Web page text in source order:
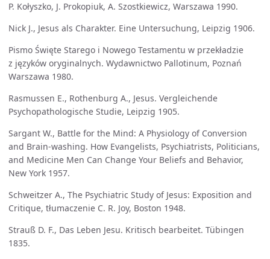
P. Kołyszko, J. Prokopiuk, A. Szostkiewicz, Warszawa 1990.
Nick J., Jesus als Charakter. Eine Untersuchung, Leipzig 1906.
Pismo Święte Starego i Nowego Testamentu w przekładzie
z języków oryginalnych. Wydawnictwo Pallotinum, Poznań
Warszawa 1980.
Rasmussen E., Rothenburg A., Jesus. Vergleichende
Psychopathologische Studie, Leipzig 1905.
Sargant W., Battle for the Mind: A Physiology of Conversion
and Brain-washing. How Evangelists, Psychiatrists, Politicians,
and Medicine Men Can Change Your Beliefs and Behavior,
New York 1957.
Schweitzer A., The Psychiatric Study of Jesus: Exposition and
Critique, tłumaczenie C. R. Joy, Boston 1948.
Strauß D. F., Das Leben Jesu. Kritisch bearbeitet. Tübingen
1835.